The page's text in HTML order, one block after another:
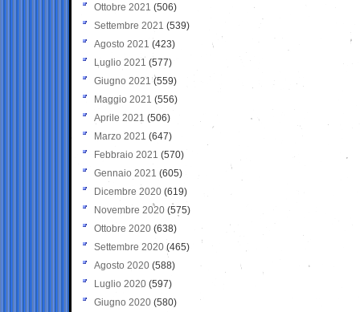
Ottobre 2021 (506)
Settembre 2021 (539)
Agosto 2021 (423)
Luglio 2021 (577)
Giugno 2021(559)
Maggio 2021 (556)
Aprile 2021 (506)
Marzo 2021 (647)
Febbraio 2021 (570)
Gennaio 2021 (605)
Dicembre 2020 (619)
Novembre 2020 (575)
Ottobre 2020 (638)
Settembre 2020(465)
Agosto 2020 (588)
Luglio 2020 (597)
Giugno 2020 (580)